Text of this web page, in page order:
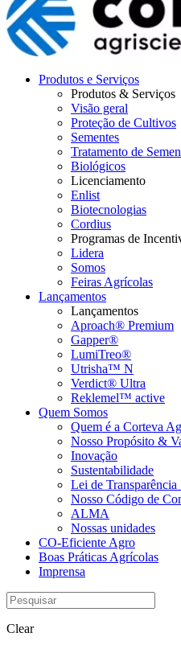
Produtos e Serviços
Produtos & Serviços
Visão geral
Proteção de Cultivos
Sementes
Tratamento de
Biológicos
Licenciamento
Enlist
Biotecnologias
Cordius
Programas de
Lidera
Somos
Feiras Agrícolas
Lançamentos
Lançamentos
Aproach® Premium
Gapper®
LumiTreo®
Utrisha™ N
Verdict® Ultra
Reklemel™ active
Quem Somos
Quem é a Corteva
Nosso Propósito &
Inovação
Sustentabilidade
Lei de Transparência
Nosso Código de
ALMA
Nossas unidades
CO-Eficiente Agro
Boas Práticas Agrícolas
Imprensa
Clear